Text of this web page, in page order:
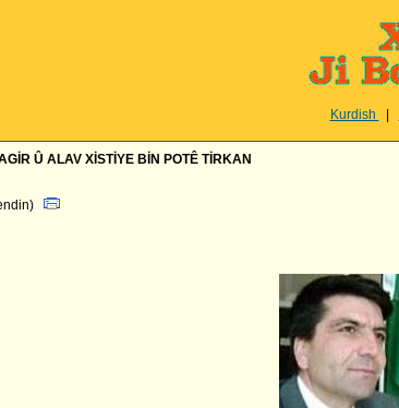
Kurdish
Û ALAV XİSTİYE BİN POTÊ TİRKAN